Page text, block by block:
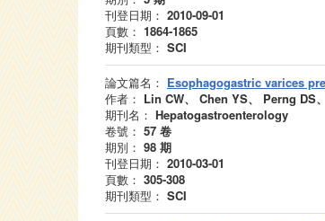
刊登日期： 2010-09-01
頁數： 1864-1865
期刊類型： SCI
論文篇名： Esophagogastric varices
作者： Lin CW、 Chen YS、 Perng DS
期刊名： Hepatogastroenterology
卷號： 57 卷
期別： 98 期
刊登日期： 2010-03-01
頁數： 305-308
期刊類型： SCI